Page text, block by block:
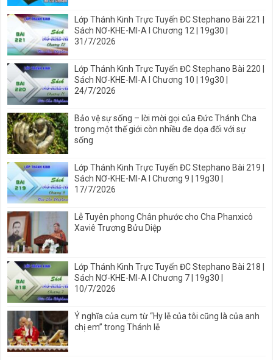
Lớp Thánh Kinh Trực Tuyến ĐC Stephano Bài 221 |
Sách NƠ-KHE-MI-A I Chương 12 | 19g30 |
31/7/2026
Lớp Thánh Kinh Trực Tuyến ĐC Stephano Bài 220 |
Sách NƠ-KHE-MI-A I Chương 10 | 19g30 |
24/7/2026
Bảo vệ sự sống – lời mời gọi của Đức Thánh Cha
trong một thế giới còn nhiều đe dọa đối với sự
sống
Lớp Thánh Kinh Trực Tuyến ĐC Stephano Bài 219 |
Sách NƠ-KHE-MI-A I Chương 9 | 19g30 |
17/7/2026
Lễ Tuyên phong Chân phước cho Cha Phanxicô
Xaviê Trương Bửu Diệp
Lớp Thánh Kinh Trực Tuyến ĐC Stephano Bài 218 |
Sách NƠ-KHE-MI-A I Chương 7 | 19g30 |
10/7/2026
Ý nghĩa của cụm từ “Hy lễ của tôi cũng là của anh
chị em” trong Thánh lễ